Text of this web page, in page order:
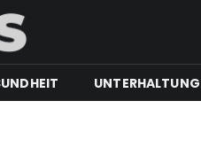
UNTERHALTUNG